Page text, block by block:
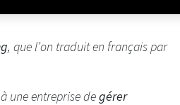
, que l’on traduit en français par
une entreprise degérer